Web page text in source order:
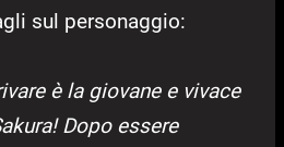
sul personaggio:
è la giovane e vivace
Dopo essere